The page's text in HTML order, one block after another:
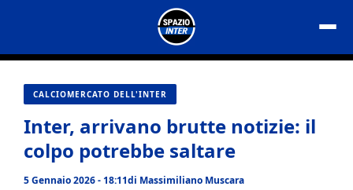
contenuto
CALCIOMERCATO DELL'INTER
Inter, arrivano brutte notizie: il
colpo potrebbe saltare
5 Gennaio 2026 - 18:11di Massimiliano Muscara